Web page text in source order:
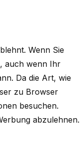
Wenn Sie
auch wenn Ihr
Da die Art, wie
zu Browser
besuchen.
abzulehnen.